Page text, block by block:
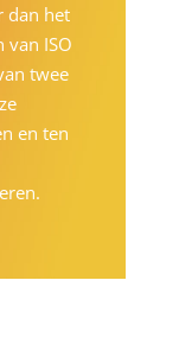
dan het
van ISO
twee
en ten